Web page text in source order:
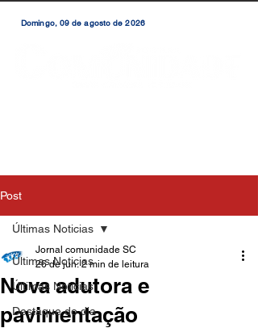
Domingo, 09 de agosto de 2026
Post
Últimas Noticias
Últimas Notícias
Destaque do dia
Últimas Noticias
Nova adutora e
pavimentação
Jornal comunidade SC
26 de jun. 2 min de leitura